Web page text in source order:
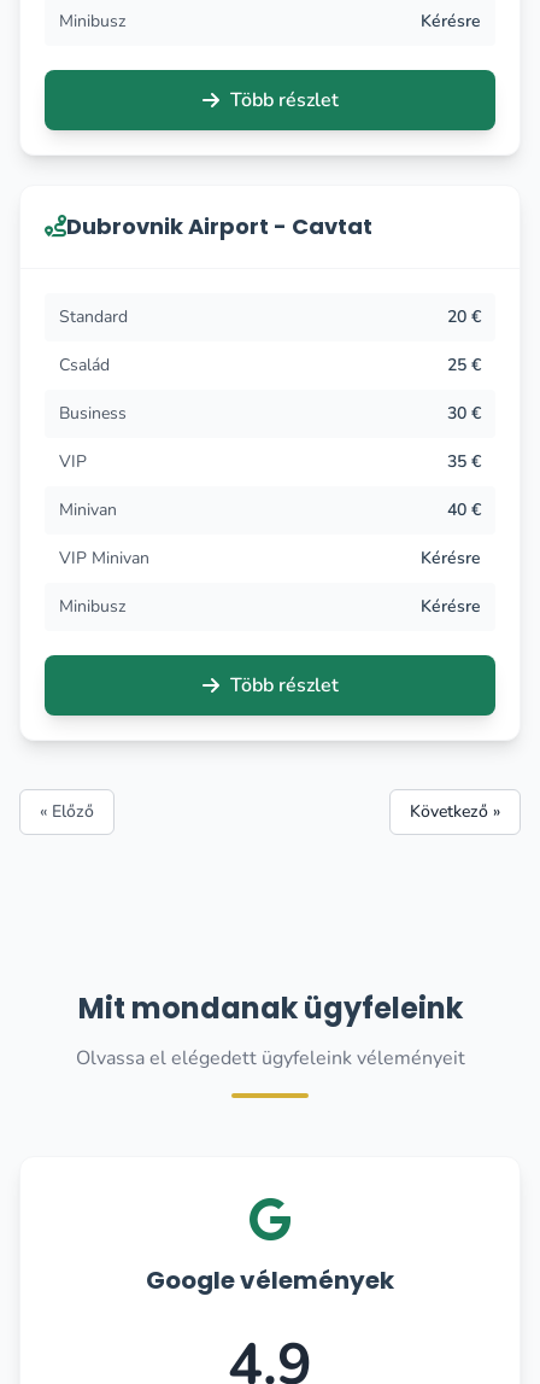
Minibusz Kérésre
Több részlet
Dubrovnik Airport - Cavtat
Standard 20 €
Család 25 €
Business 30 €
VIP 35 €
Minivan 40 €
VIP Minivan Kérésre
Minibusz Kérésre
Több részlet
« Előző Következő »
Mit mondanak ügyfeleink
Olvassa el elégedett ügyfeleink véleményeit
Google vélemények
4.9